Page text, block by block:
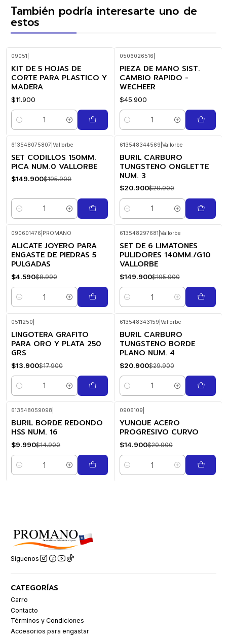
También podría interesarte uno de
estos
09051
KIT DE 5 HOJAS DE
CORTE PARA PLASTICO Y
MADERA
$11.900
Cantidad
0506026516
PIEZA DE MANO SIST.
CAMBIO RAPIDO -
WECHEER
$45.900
Cantidad
-23%
OFF
613548075807 Vallorbe
SET CODILLOS 150MM.
PICA NUM.0 VALLORBE
$149.900$195.900
Cantidad
-30%
OFF
613548344569 Vallorbe
BURIL CARBURO
TUNGSTENO ONGLETTE
NUM. 3
$20.900$29.900
Cantidad
-49%
OFF
090601476 PROMANO
ALICATE JOYERO PARA
ENGASTE DE PIEDRAS 5
PULGADAS
$4.590$8.990
Cantidad
-23%
OFF
613548297681 Vallorbe
SET DE 6 LIMATONES
PULIDORES 140MM./G10
VALLORBE
$149.900$195.900
Cantidad
-22%
OFF
0511250
LINGOTERA GRAFITO
PARA ORO Y PLATA 250
GRS
$13.900$17.900
Cantidad
-30%
OFF
613548343159 Vallorbe
BURIL CARBURO
TUNGSTENO BORDE
PLANO NUM. 4
$20.900$29.900
Cantidad
-33%
OFF
613548059098
BURIL BORDE REDONDO
HSS NUM. 16
$9.990$14.900
Cantidad
-29%
OFF
0906109
YUNQUE ACERO
PROGRESIVO CURVO
$14.900$20.900
Cantidad
Síguenos
CATEGORÍAS
Carro
Contacto
Términos y Condiciones
Accesorios para engastar